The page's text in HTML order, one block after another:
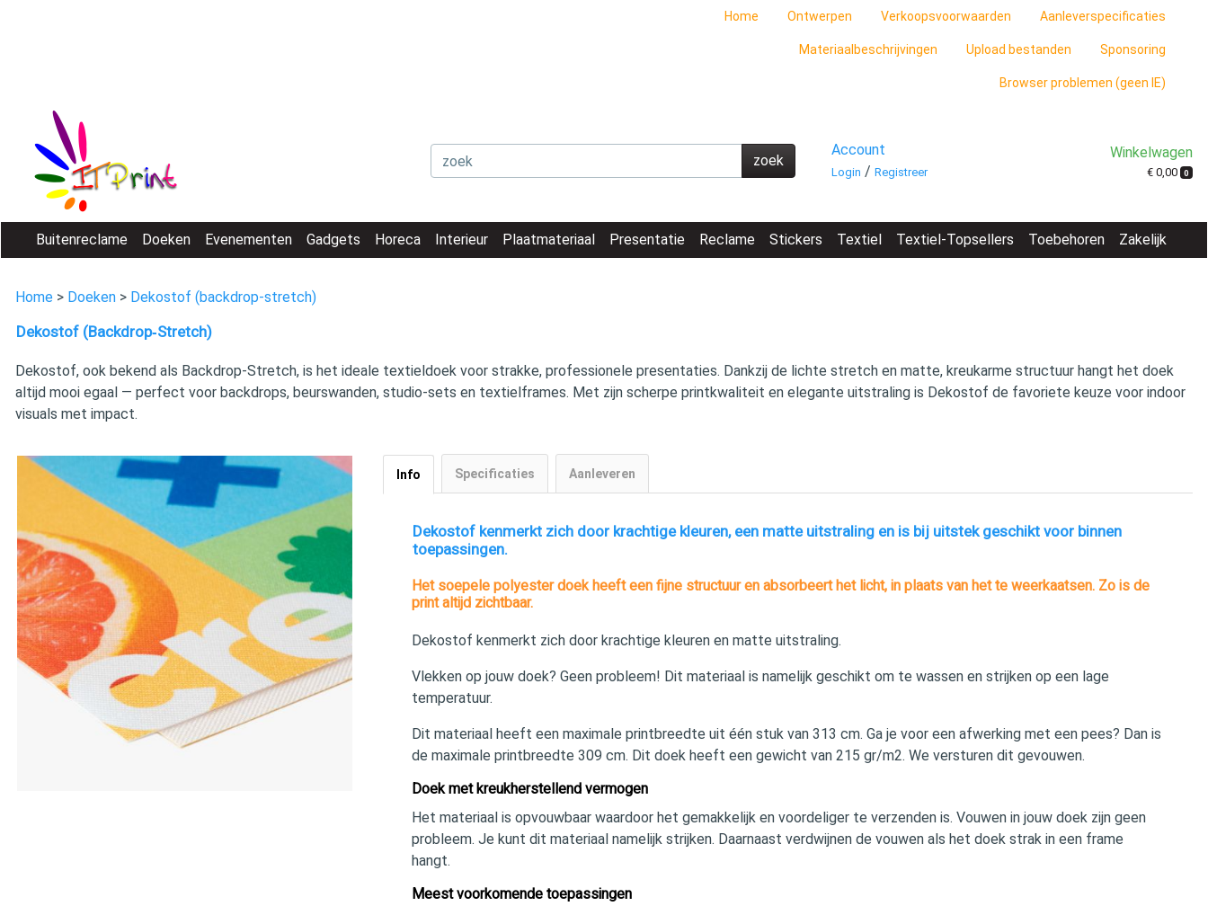
Home Ontwerpen Verkoopsvoorwaarden Aanleverspecificaties
Materiaalbeschrijvingen Upload bestanden Sponsoring
Browser problemen (geen IE)
zoek
Account
Login /Registreer
Winkelwagen
€ 0,00 0
Buitenreclame Doeken Evenementen Gadgets Horeca Interieur Plaatmateriaal Presentatie Reclame Stickers Textiel Textiel-Topsellers Toebehoren Zakelijk
Home > Doeken > Dekostof (backdrop-stretch)
Dekostof (Backdrop‑Stretch)
Dekostof, ook bekend als Backdrop‑Stretch, is het ideale textieldoek voor strakke, professionele presentaties. Dankzij de lichte stretch en matte, kreukarme structuur hangt het doek
altijd mooi egaal — perfect voor backdrops, beurswanden, studio‑sets en textielframes. Met zijn scherpe printkwaliteit en elegante uitstraling is Dekostof de favoriete keuze voor indoor
visuals met impact.
Info Specificaties Aanleveren
Dekostof kenmerkt zich door krachtige kleuren, een matte uitstraling en is bij uitstek geschikt voor binnen
toepassingen.
Het soepele polyester doek heeft een fijne structuur en absorbeert het licht, in plaats van het te weerkaatsen. Zo is de
print altijd zichtbaar.
Dekostof kenmerkt zich door krachtige kleuren en matte uitstraling.
Vlekken op jouw doek? Geen probleem! Dit materiaal is namelijk geschikt om te wassen en strijken op een lage
temperatuur.
Dit materiaal heeft een maximale printbreedte uit één stuk van 313 cm. Ga je voor een afwerking met een pees? Dan is
de maximale printbreedte 309 cm. Dit doek heeft een gewicht van 215 gr/m2. We versturen dit gevouwen.
Doek met kreukherstellend vermogen
Het materiaal is opvouwbaar waardoor het gemakkelijk en voordeliger te verzenden is. Vouwen in jouw doek zijn geen
probleem. Je kunt dit materiaal namelijk strijken. Daarnaast verdwijnen de vouwen als het doek strak in een frame
hangt.
Meest voorkomende toepassingen